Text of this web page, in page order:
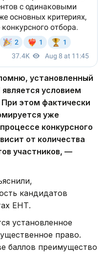
установленный
условием
При этом фактически
уже
конкурсного
от количества
участников, —
кандидатов
ЕНТ.
установленное
право.
баллов преимущество